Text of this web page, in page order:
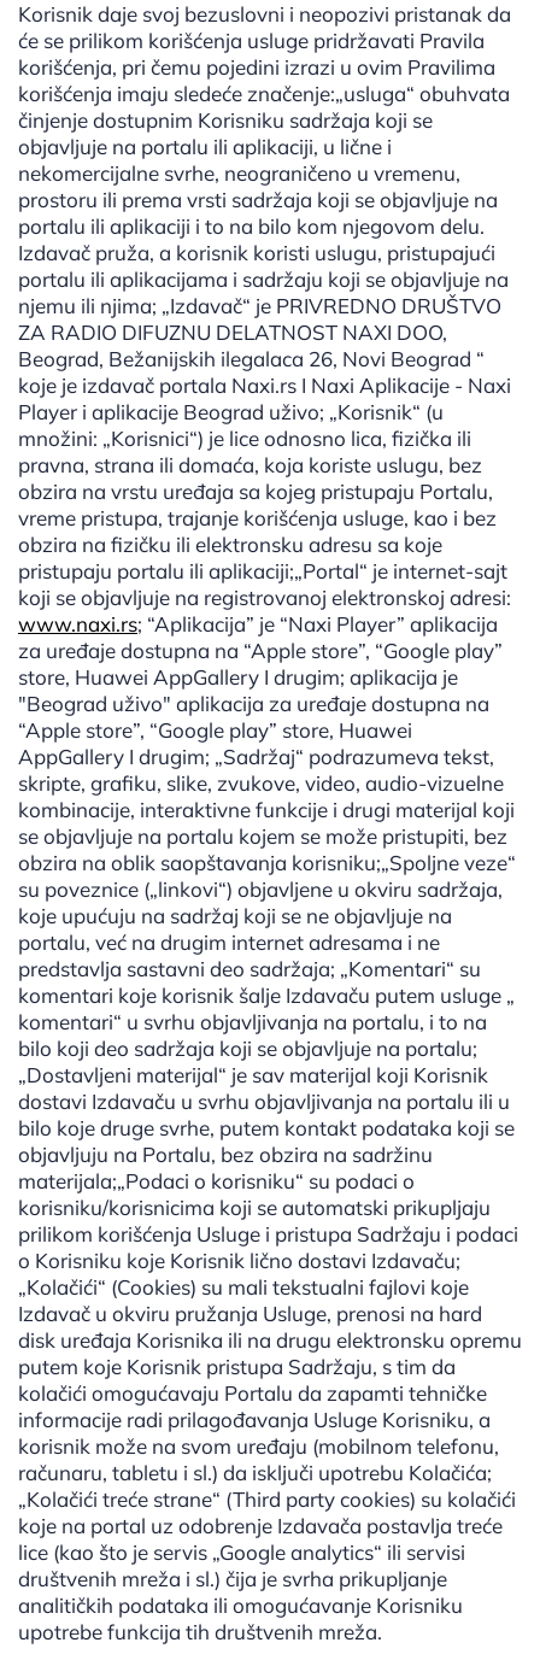
Korisnik daje svoj bezuslovni i neopozivi pristanak da
će se prilikom korišćenja usluge pridržavati Pravila
korišćenja, pri čemu pojedini izrazi u ovim Pravilima
korišćenja imaju sledeće značenje:„usluga“ obuhvata
činjenje dostupnim Korisniku sadržaja koji se
objavljuje na portalu ili aplikaciji, u lične i
nekomercijalne svrhe, neograničeno u vremenu,
prostoru ili prema vrsti sadržaja koji se objavljuje na
portalu ili aplikaciji i to na bilo kom njegovom delu.
Izdavač pruža, a korisnik koristi uslugu, pristupajući
portalu ili aplikacijama i sadržaju koji se objavljuje na
njemu ili njima; „Izdavač“ je PRIVREDNO DRUŠTVO
ZA RADIO DIFUZNU DELATNOST NAXI DOO,
Beograd, Bežanijskih ilegalaca 26, Novi Beograd “
koje je izdavač portala Naxi.rs I Naxi Aplikacije - Naxi
Player i aplikacije Beograd uživo; „Korisnik“ (u
množini: „Korisnici“) je lice odnosno lica, fizička ili
pravna, strana ili domaća, koja koriste uslugu, bez
obzira na vrstu uređaja sa kojeg pristupaju Portalu,
vreme pristupa, trajanje korišćenja usluge, kao i bez
obzira na fizičku ili elektronsku adresu sa koje
pristupaju portalu ili aplikaciji;„Portal“ je internet-sajt
koji se objavljuje na registrovanoj elektronskoj adresi:
www.naxi.rs; “Aplikacija” je “Naxi Player” aplikacija
za uređaje dostupna na “Apple store”, “Google play”
store, Huawei AppGallery I drugim; aplikacija je
"Beograd uživo" aplikacija za uređaje dostupna na
“Apple store”, “Google play” store, Huawei
AppGallery I drugim; „Sadržaj“ podrazumeva tekst,
skripte, grafiku, slike, zvukove, video, audio-vizuelne
kombinacije, interaktivne funkcije i drugi materijal koji
se objavljuje na portalu kojem se može pristupiti, bez
obzira na oblik saopštavanja korisniku;„Spoljne veze“
su poveznice („linkovi“) objavljene u okviru sadržaja,
koje upućuju na sadržaj koji se ne objavljuje na
portalu, već na drugim internet adresama i ne
predstavlja sastavni deo sadržaja; „Komentari“ su
komentari koje korisnik šalje Izdavaču putem usluge „
komentari“ u svrhu objavljivanja na portalu, i to na
bilo koji deo sadržaja koji se objavljuje na portalu;
„Dostavljeni materijal“ je sav materijal koji Korisnik
dostavi Izdavaču u svrhu objavljivanja na portalu ili u
bilo koje druge svrhe, putem kontakt podataka koji se
objavljuju na Portalu, bez obzira na sadržinu
materijala;„Podaci o korisniku“ su podaci o
korisniku/korisnicima koji se automatski prikupljaju
prilikom korišćenja Usluge i pristupa Sadržaju i podaci
o Korisniku koje Korisnik lično dostavi Izdavaču;
„Kolačići“ (Cookies) su mali tekstualni fajlovi koje
Izdavač u okviru pružanja Usluge, prenosi na hard
disk uređaja Korisnika ili na drugu elektronsku opremu
putem koje Korisnik pristupa Sadržaju, s tim da
kolačići omogućavaju Portalu da zapamti tehničke
informacije radi prilagođavanja Usluge Korisniku, a
korisnik može na svom uređaju (mobilnom telefonu,
računaru, tabletu i sl.) da isključi upotrebu Kolačića;
„Kolačići treće strane“ (Third party cookies) su kolačići
koje na portal uz odobrenje Izdavača postavlja treće
lice (kao što je servis „Google analytics“ ili servisi
društvenih mreža i sl.) čija je svrha prikupljanje
analitičkih podataka ili omogućavanje Korisniku
upotrebe funkcija tih društvenih mreža.